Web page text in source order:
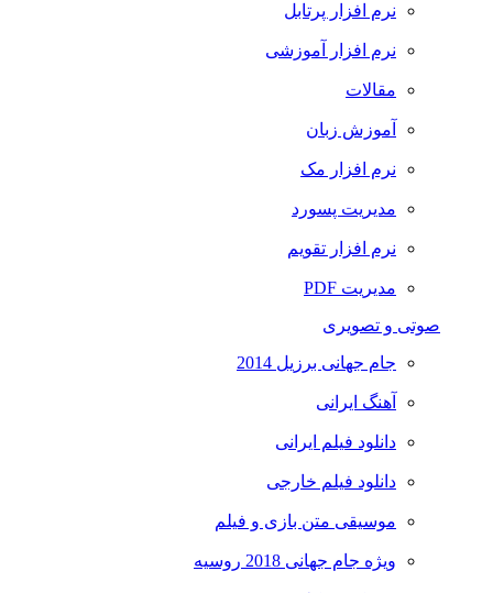
نرم افزار پرتابل
نرم افزار آموزشی
مقالات
آموزش زبان
نرم افزار مک
مدیریت پسورد
نرم افزار تقویم
مدیریت PDF
صوتی و تصویری
جام جهانی برزیل 2014
آهنگ ایرانی
دانلود فیلم ایرانی
دانلود فیلم خارجی
موسیقی متن بازی و فیلم
ویژه جام جهانی 2018 روسیه